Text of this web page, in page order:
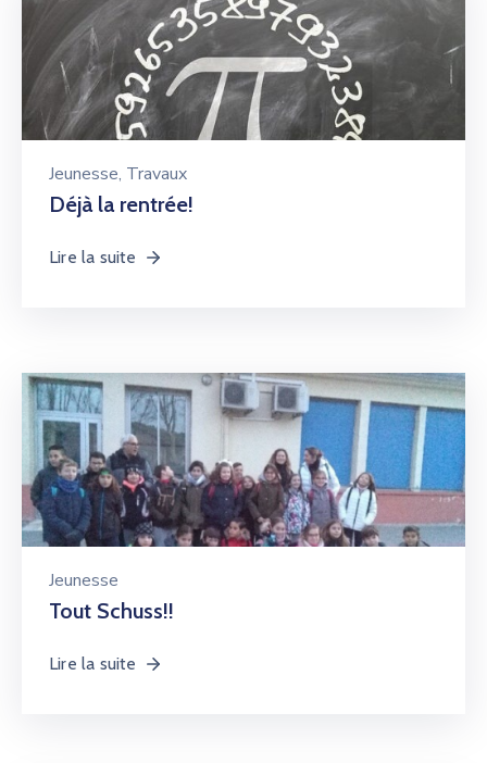
Jeunesse‚ Travaux
Déjà la rentrée!
Lire la suite
Jeunesse
Tout Schuss!!
Lire la suite